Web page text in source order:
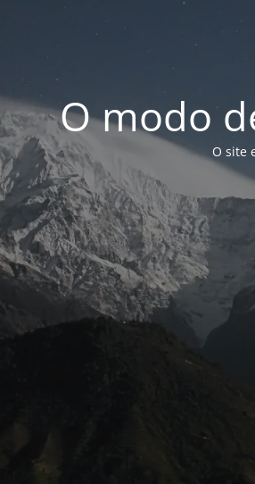
O modo
O site